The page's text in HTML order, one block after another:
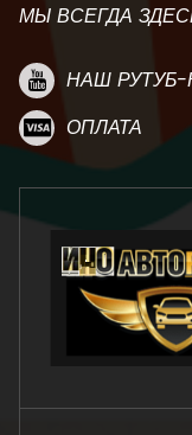
МЫ ВСЕГДА
НАШ РУТУБ-
ОПЛАТА